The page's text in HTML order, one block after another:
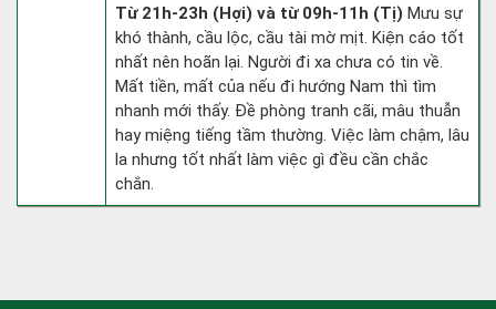
Từ 21h-23h (Hợi) và từ 09h-11h (Tị) Mưu sự
khó thành, cầu lộc, cầu tài mờ mịt. Kiện cáo tốt
nhất nên hoãn lại. Người đi xa chưa có tin về.
Mất tiền, mất của nếu đi hướng Nam thì tìm
nhanh mới thấy. Đề phòng tranh cãi, mâu thuẫn
hay miệng tiếng tầm thường. Việc làm chậm, lâu
la nhưng tốt nhất làm việc gì đều cần chắc
chắn.